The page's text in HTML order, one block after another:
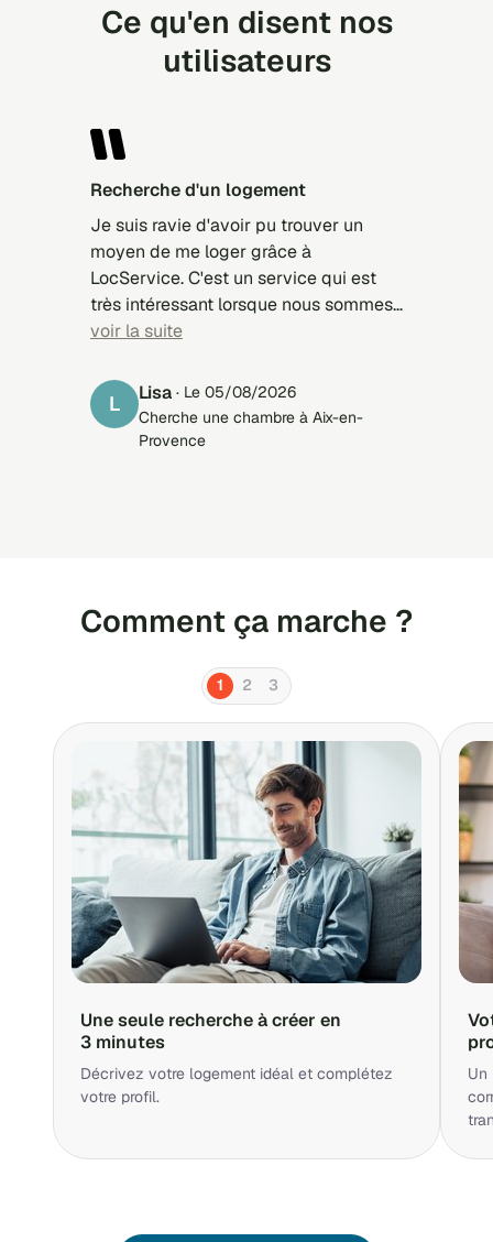
Ce qu'en disent nos
utilisateurs
Recherche d'un logement
Je suis ravie d'avoir pu trouver un
moyen de me loger grâce à
LocService. C'est un service qui est
très intéressant lorsque nous sommes
à la recherche car selon nos critères,
vous de faire votre choix...On n' évite
de perdre du temps inutilement. C'est
un site que je recommande à 100 %.
voir la suite
L Lisa · Le 05/08/2026
Cherche une chambre à Aix-en-
Provence
Comment ça marche ?
1 2 3
Une seule recherche à créer en
3 minutes
Décrivez votre logement idéal et complétez
votre profil.
Un